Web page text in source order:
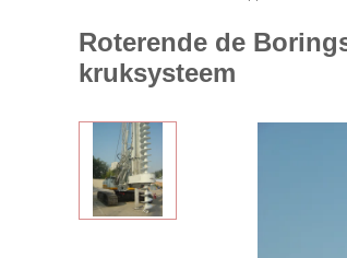
Roterende de
kruksysteem